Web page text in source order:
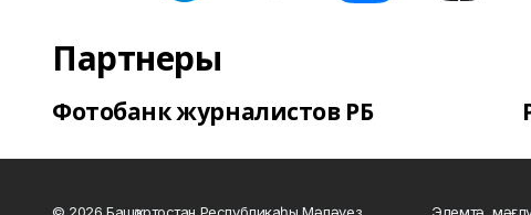
Партнеры
Фотобанк журналистов РБ